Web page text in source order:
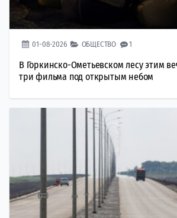
01-08-2026 ОБЩЕСТВО 1
В Горкинско-Ометьевском лесу этим
три фильма под открытым небом